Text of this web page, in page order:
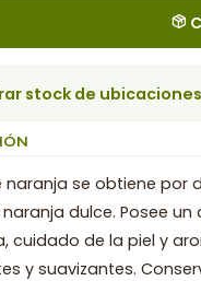
stock de ubicaciones
naranja se obtiene
dulce. Posee
cuidado de la piel y
y suavizantes.